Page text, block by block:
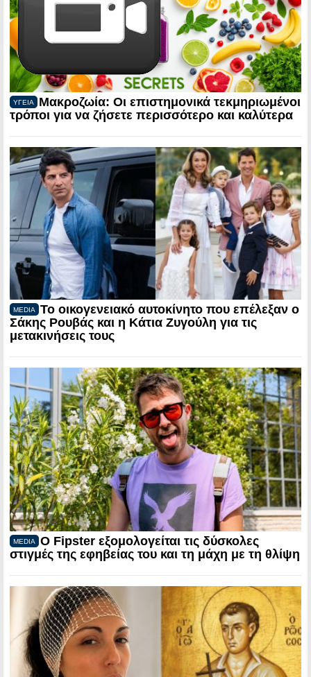
ΥΓΕΙΑ
Μακροζωία: Οι επιστημονικά τεκμηριωμένοι
τρόποι για να ζήσετε περισσότερο και καλύτερα
MEDIA
Το οικογενειακό αυτοκίνητο που επέλεξαν ο
Σάκης Ρουβάς και η Κάτια Ζυγούλη για τις
μετακινήσεις τους
MEDIA
Ο Fipster εξομολογείται τις δύσκολες
στιγμές της εφηβείας του και τη μάχη με τη θλίψη